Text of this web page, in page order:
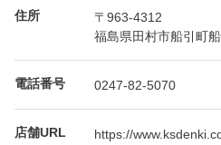
住所
〒963-4312
福島県田村市船引町
電話番号 0247-82-5070
店舗URL
https://